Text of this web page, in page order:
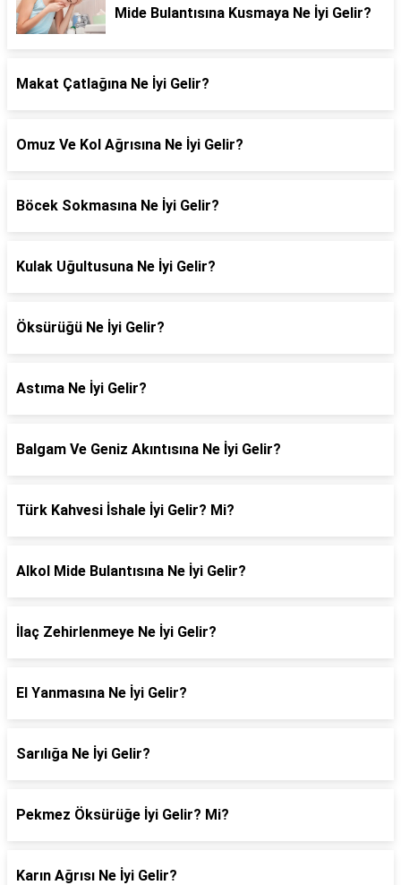
Mide Bulantısına Kusmaya Ne İyi Gelir?
Makat Çatlağına Ne İyi Gelir?
Omuz Ve Kol Ağrısına Ne İyi Gelir?
Böcek Sokmasına Ne İyi Gelir?
Kulak Uğultusuna Ne İyi Gelir?
Öksürüğü Ne İyi Gelir?
Astıma Ne İyi Gelir?
Balgam Ve Geniz Akıntısına Ne İyi Gelir?
Türk Kahvesi İshale İyi Gelir? Mi?
Alkol Mide Bulantısına Ne İyi Gelir?
İlaç Zehirlenmeye Ne İyi Gelir?
El Yanmasına Ne İyi Gelir?
Sarılığa Ne İyi Gelir?
Pekmez Öksürüğe İyi Gelir? Mi?
Karın Ağrısı Ne İyi Gelir?